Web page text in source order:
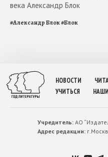
века Александр Блок
#Александр Блок#Блок
НОВОСТИ
УЧИТЬСЯ
Учредитель:АО
Адрес редакции: